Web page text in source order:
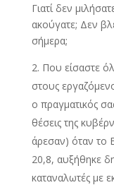
Γιατί δεν
ακούγατε; Δεν
σήμερα;
Που είσαστε
στους
ο πραγματικός
θέσεις της
άρεσαν) όταν
20,8, αυξήθηκε
καταναλωτές με